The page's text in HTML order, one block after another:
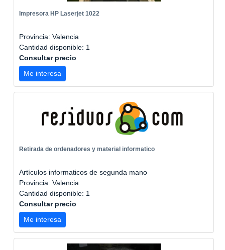
Impresora HP Laserjet 1022
Provincia: Valencia
Cantidad disponible: 1
Consultar precio
Me interesa
Retirada de ordenadores y material informatico
Artículos informaticos de segunda mano
Provincia: Valencia
Cantidad disponible: 1
Consultar precio
Me interesa